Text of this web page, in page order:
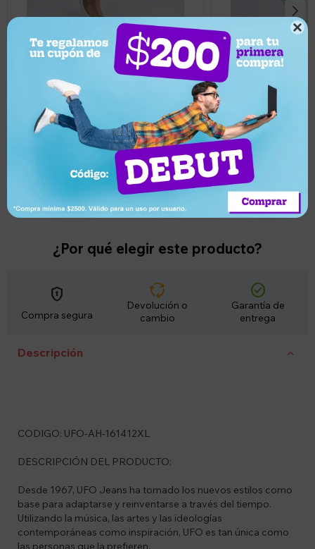

1.168
UYU2.920 60
UYU1.110
Short bermuda de jean UFO Jonas azul
oscuro - Azul oscuro
Llega en 2 horas
UYU1.381
UYU 3.453 60
Short bermuda
Azul oscuro
Llega en 2 horas
¿Por qué elegir este producto?
encrypted
Compra segura
cycle
Devolución o
cambio
check_circle
Garantía de
entrega
Descripción
CODIGO: UFO-AH-161412XL
DESCRIPCIÓN DEL PRODUCTO:
Desde 1967, UFO Jeans ha tomado los nuevos estilos como
base para adaptarse y reinventarse a través del tiempo.
Utilizando la música, las artes y las ideologías
contemporáneas como inspiración, UFO es tan única como
las personas que la prefieren.